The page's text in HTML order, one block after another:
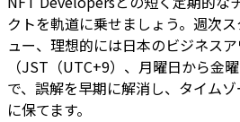
クトを軌道に乗せましょう。週次
ュー、理想的には日本のビジネス
（JST（UTC+9）、月曜日から金
で、誤解を早期に解消し、タイム
に保てます。